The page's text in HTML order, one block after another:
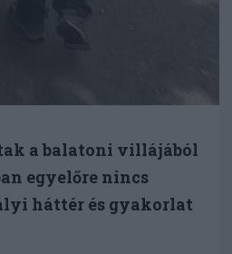
a balatoni villájából
egyelőre nincs
háttér és gyakorlat